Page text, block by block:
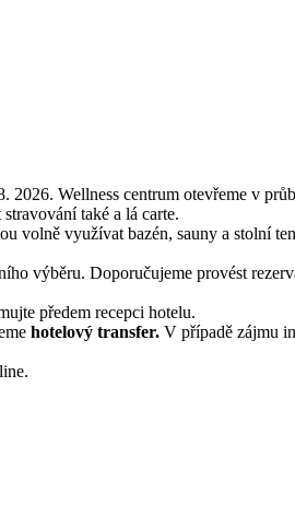
Wellness centrum otevřeme v
také a lá carte.
volně využívat bazén, sauny a stolní
výběru. Doporučujeme provést
předem recepci hotelu.
hotelový transfer. V případě zájmu